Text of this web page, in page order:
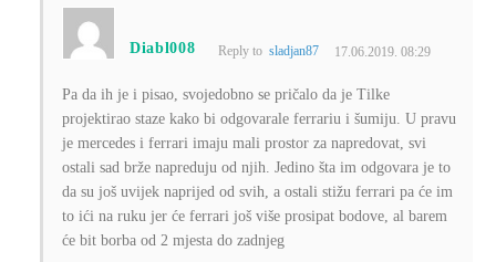
Diabl008 Reply to sladjan87 17.06.2019. 08:29
Pa da ih je i pisao, svojedobno se pričalo da je Tilke
projektirao staze kako bi odgovarale ferrariu i šumiju. U pravu
je mercedes i ferrari imaju mali prostor za napredovat, svi
ostali sad brže napreduju od njih. Jedino šta im odgovara je to
da su još uvijek naprijed od svih, a ostali stižu ferrari pa će im
to ići na ruku jer će ferrari još više prosipat bodove, al barem
će bit borba od 2 mjesta do zadnjeg